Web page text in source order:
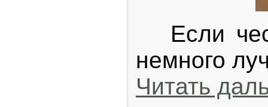
Если
немного
Читать